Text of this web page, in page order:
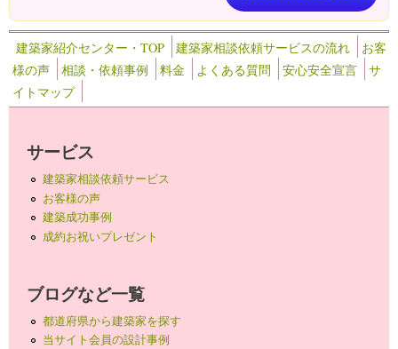
建築家紹介センター・TOP 建築家相談依頼サービスの流れ
お客
様の声
相談・依頼事例 料金 よくある質問 安心安全宣言
サ
イトマップ
サービス
建築家相談依頼サービス
お客様の声
建築成功事例
成約お祝いプレゼント
ブログなど一覧
都道府県から建築家を探す
当サイト会員の設計事例